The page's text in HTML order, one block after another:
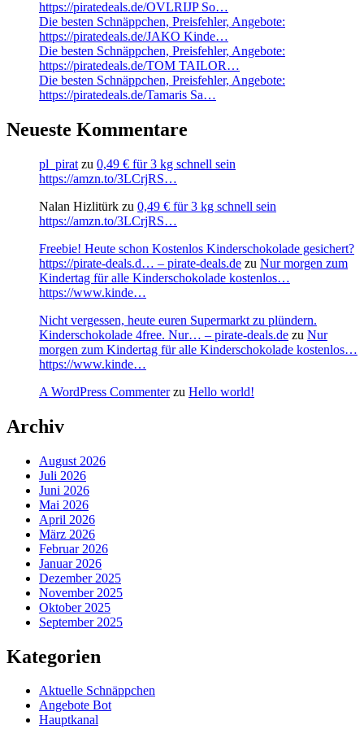
https://piratedeals.de/OVLRIJP So…
Die besten Schnäppchen, Preisfehler, Angebote:
https://piratedeals.de/JAKO Kinde…
Die besten Schnäppchen, Preisfehler, Angebote:
https://piratedeals.de/TOM TAILOR…
Die besten Schnäppchen, Preisfehler, Angebote:
https://piratedeals.de/Tamaris Sa…
Neueste Kommentare
pl_pirat zu 0,49 € für 3 kg schnell sein
https://amzn.to/3LCrjRS…
Nalan Hizlitürk zu 0,49 € für 3 kg schnell sein
https://amzn.to/3LCrjRS…
Freebie! Heute schon Kostenlos Kinderschokolade gesichert?
https://pirate-deals.d… – pirate-deals.de zu Nur morgen zum
Kindertag für alle Kinderschokolade kostenlos…
https://www.kinde…
Nicht vergessen, heute euren Supermarkt zu plündern.
Kinderschokolade 4free. Nur… – pirate-deals.de zu Nur
morgen zum Kindertag für alle Kinderschokolade kostenlos…
https://www.kinde…
A WordPress Commenterzu Hello world!
Archiv
August 2026
Juli 2026
Juni 2026
Mai 2026
April 2026
März 2026
Februar 2026
Januar 2026
Dezember 2025
November 2025
Oktober 2025
September 2025
Kategorien
Aktuelle Schnäppchen
Angebote Bot
Hauptkanal